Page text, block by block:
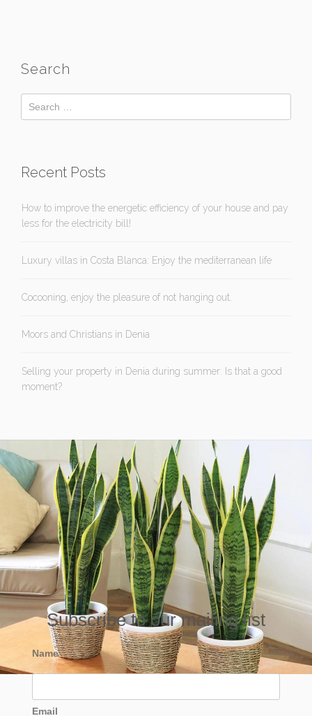
Search
Recent Posts
How to improve the energetic efficiency of your house and pay
less for the electricity bill!
Luxury villas in Costa Blanca: Enjoy the mediterranean life
Cocooning, enjoy the pleasure of not hanging out.
Moors and Christians in Denia
Selling your property in Denia during summer: Is that a good
moment?
Subscribe to our mailing list
Name
Email